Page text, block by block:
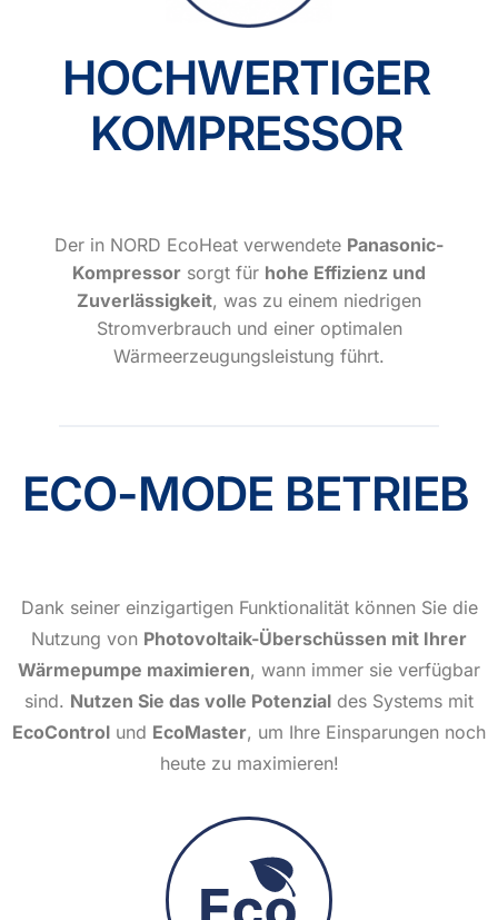
HOCHWERTIGER
KOMPRESSOR
Der in NORD EcoHeat verwendete Panasonic-
Kompressor sorgt für hohe Effizienz und
Zuverlässigkeit, was zu einem niedrigen
Stromverbrauch und einer optimalen
Wärmeerzeugungsleistung führt.
ECO-MODE BETRIEB
Dank seiner einzigartigen Funktionalität können Sie die
Nutzung von Photovoltaik-Überschüssen mit Ihrer
Wärmepumpe maximieren, wann immer sie verfügbar
sind. Nutzen Sie das volle Potenzial des Systems mit
EcoControl und EcoMaster, um Ihre Einsparungen noch
heute zu maximieren!